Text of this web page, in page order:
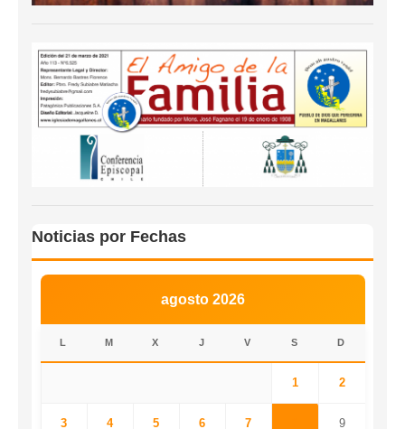
Noticias por Fechas
agosto 2026
L M X J V S D
1 2
3 4 5 6 7 9